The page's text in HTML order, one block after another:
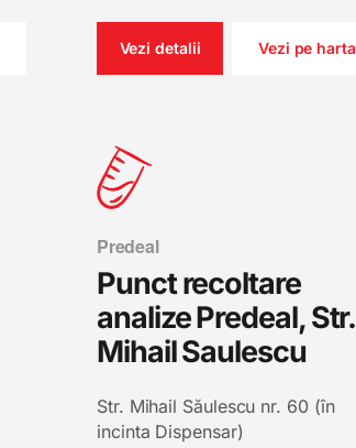
Vezi detalii Vezi pe harta
Predeal
Punct recoltare
analize Predeal, Str.
Mihail Saulescu
Str. Mihail Săulescu nr. 60 (în
incinta Dispensar)